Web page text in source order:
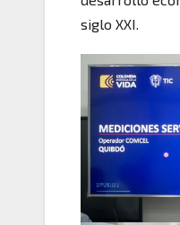
siglo XXI.